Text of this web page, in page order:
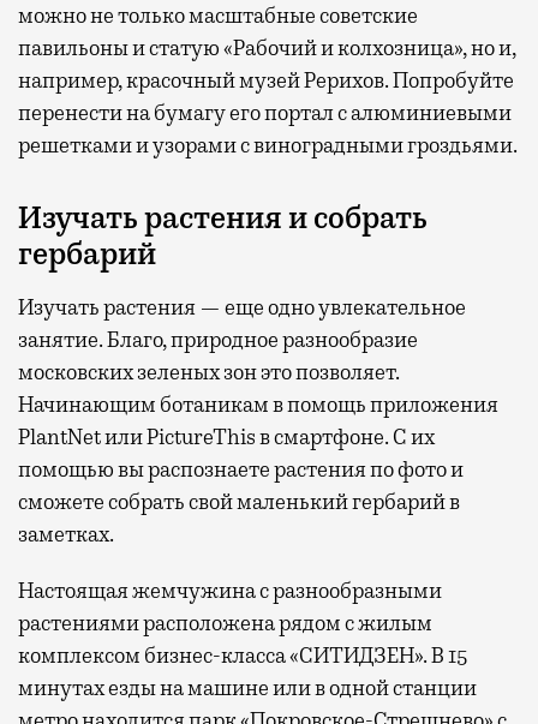
можно не только масштабные советские
павильоны и статую «Рабочий и колхозница», но и,
например, красочный музей Рерихов. Попробуйте
перенести на бумагу его портал с алюминиевыми
решетками и узорами с виноградными гроздьями.
Изучать растения и собрать
гербарий
Изучать растения — еще одно увлекательное
занятие. Благо, природное разнообразие
московских зеленых зон это позволяет.
Начинающим ботаникам в помощь приложения
PlantNet или PictureThis в смартфоне. С их
помощью вы распознаете растения по фото и
сможете собрать свой маленький гербарий в
заметках.
Настоящая жемчужина с разнообразными
растениями расположена рядом с жилым
комплексом бизнес-класса «СИТИДЗЕН». В 15
минутах езды на машине или в одной станции